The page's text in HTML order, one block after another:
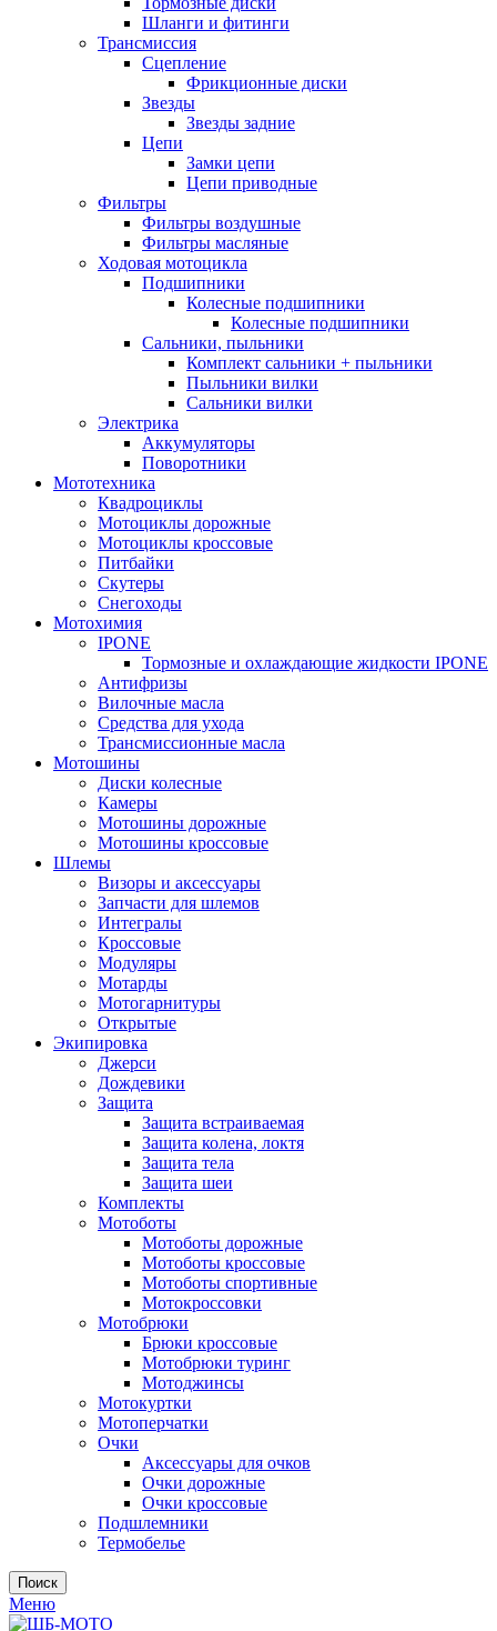
Шланги и фитинги
Трансмиссия
Cцепление
Фрикционные диски
Звезды
Звезды задние
Цепи
Замки цепи
Цепи приводные
Фильтры
Фильтры воздушные
Фильтры масляные
Ходовая мотоцикла
Подшипники
Колесные подшипники
Колесные подшипники
Сальники, пыльники
Комплект сальники + пыльники
Пыльники вилки
Сальники вилки
Электрика
Аккумуляторы
Поворотники
Мототехника
Квадроциклы
Мотоциклы дорожные
Мотоциклы кроссовые
Питбайки
Скутеры
Снегоходы
Мотохимия
IPONE
Тормозные и охлаждающие жидкости IPONE
Антифризы
Вилочные масла
Средства для ухода
Трансмиссионные масла
Мотошины
Диски колесные
Камеры
Мотошины дорожные
Мотошины кроссовые
Шлемы
Визоры и аксессуары
Запчасти для шлемов
Интегралы
Кроссовые
Модуляры
Мотарды
Мотогарнитуры
Открытые
Экипировка
Джерси
Дождевики
Защита
Защита встраиваемая
Защита колена, локтя
Защита тела
Защита шеи
Комплекты
Мотоботы
Мотоботы дорожные
Мотоботы кроссовые
Мотоботы спортивные
Мотокроссовки
Мотобрюки
Брюки кроссовые
Мотобрюки туринг
Мотоджинсы
Мотокуртки
Мотоперчатки
Очки
Аксессуары для очков
Очки дорожные
Очки кроссовые
Подшлемники
Термобелье
Поиск
Меню